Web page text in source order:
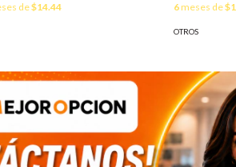
de$14.44 6meses de
OTROS